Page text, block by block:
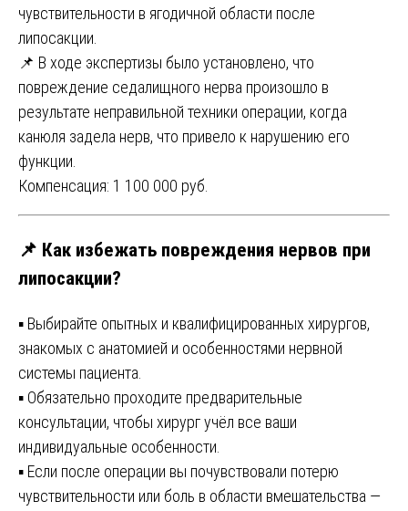
чувствительности в ягодичной области после
липосакции.
📌 В ходе экспертизы было установлено, что
повреждение седалищного нерва произошло в
результате неправильной техники операции, когда
канюля задела нерв, что привело к нарушению его
функции.
Компенсация: 1 100 000 руб.
📌 Как избежать повреждения нервов при
липосакции?
▪️ Выбирайте опытных и квалифицированных хирургов,
знакомых с анатомией и особенностями нервной
системы пациента.
▪️ Обязательно проходите предварительные
консультации, чтобы хирург учёл все ваши
индивидуальные особенности.
▪️ Если после операции вы почувствовали потерю
чувствительности или боль в области вмешательства —